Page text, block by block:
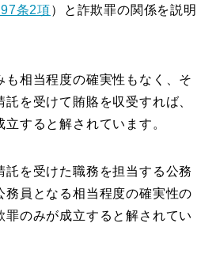
条2項）と詐欺罪の関係を説明
相当程度の確実性もなく、そ
を受けて賄賂を収受すれば、
すると解されています。
を受けた職務を担当する公務
務員となる相当程度の確実性の
罪のみが成立すると解されてい